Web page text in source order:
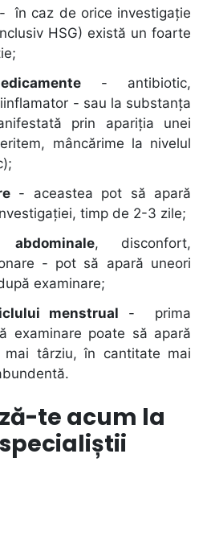
- în caz de orice investigație
HSG) există un foarte
- antibiotic,
- sau la substanța
prin apariția unei
mâncărime la nivelul
- aceastea pot să apară
timp de 2-3 zile;
, disconfort,
- pot să apară uneori
examinare;
menstrual - prima
examinare poate să apară
mai târziu, în cantitate mai
te acum la